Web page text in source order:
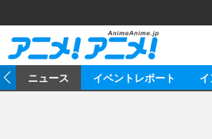
ニュース イベントレポート イ